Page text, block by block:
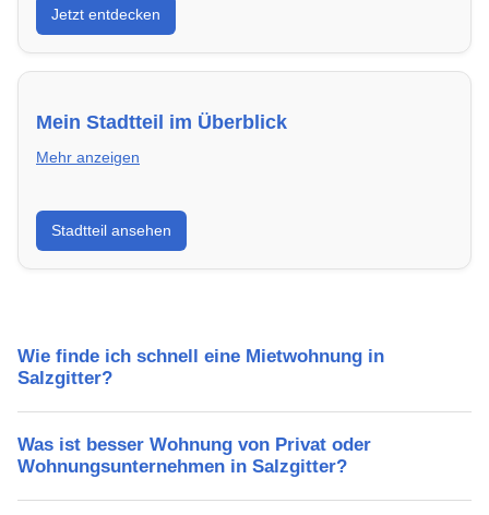
energieeffizient und sofort bezugsfertig.
Jetzt entdecken
Mein Stadtteil im Überblick
Mehr anzeigen
Erfahre mehr über deinen Stadtteil in Salzgitter:
Lebensqualität, Verkehrsanbindung, Schulen,
Stadtteil ansehen
Wie finde ich schnell eine Mietwohnung in
Salzgitter?
Was ist besser Wohnung von Privat oder
Wohnungsunternehmen in Salzgitter?